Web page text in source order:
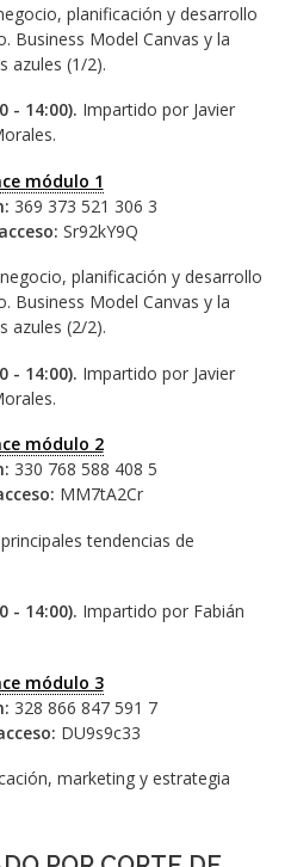
planificación y desarrollo
Business Model Canvas y la
azules (1/2).
- 14:00). Impartido por Javier
módulo 1
369 373 521 306 3
Sr92kY9Q
planificación y desarrollo
Business Model Canvas y la
azules (2/2).
- 14:00). Impartido por Javier
módulo 2
330 768 588 408 5
MM7tA2Cr
tendencias de
- 14:00). Impartido por Fabián
módulo 3
328 866 847 591 7
DU9s9c33
marketing y estrategia